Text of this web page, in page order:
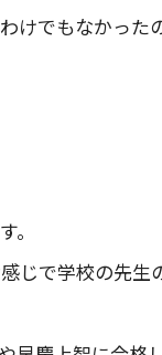
けでもなかった
。
じで学校の先生